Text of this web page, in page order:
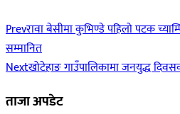
Prevरावा बेसीमा कुभिण्डे पहिलो पटक
सम्मानित
Nextखोटेहाङ गाउँपालिकामा जनयुद्ध
ताजा अपडेट